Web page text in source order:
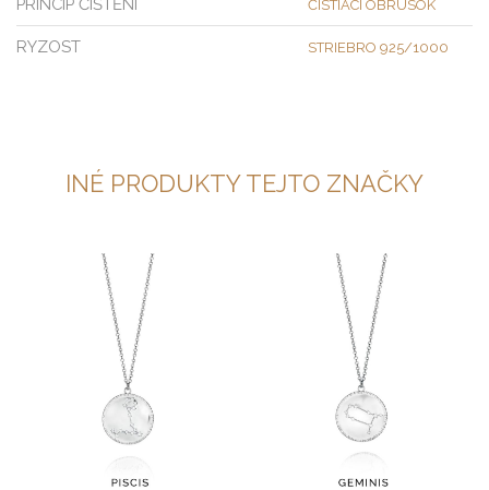
ČISTIACI OBRÚSOK
RYZOST STRIEBRO 925/1000
INÉ PRODUKTY TEJTO ZNAČKY